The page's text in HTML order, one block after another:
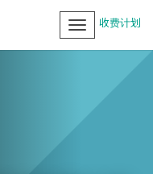
收费计划
Toggle
navigation